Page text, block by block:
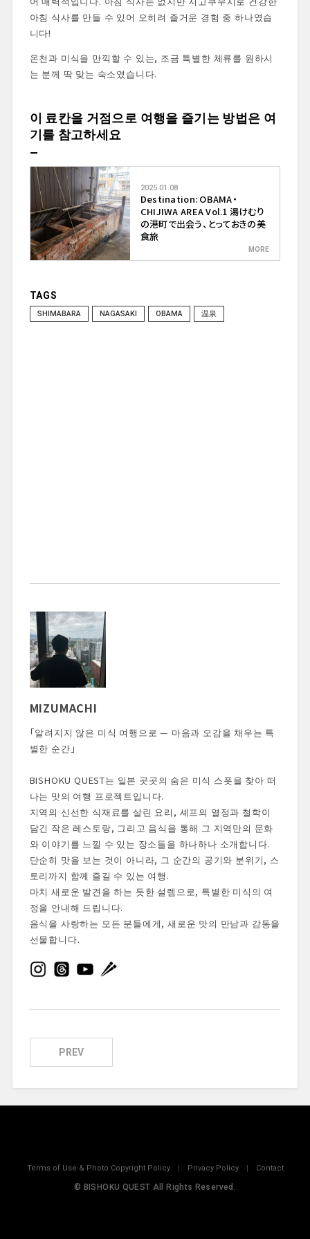
아침 식사를 만들 수 있어 오히려 즐거운 경험 중 하나였습
니다!
온천과 미식을 만끽할 수 있는, 조금 특별한 체류를 원하시
는 분께 딱 맞는 숙소였습니다.
이 료칸을 거점으로 여행을 즐기는 방법은 여
기를 참고하세요
2025.01.08
Destination: OBAMA・
CHIJIWA AREA Vol.1 湯けむり
の港町で出会う、とっておきの美
食旅
TAGS
SHIMABARA NAGASAKI OBAMA 温泉
MIZUMACHI
「알려지지 않은 미식 여행으로 — 마음과 오감을 채우는 특
별한 순간」
BISHOKU QUEST는 일본 곳곳의 숨은 미식 스폿을 찾아 떠
나는 맛의 여행 프로젝트입니다.
지역의 신선한 식재료를 살린 요리, 셰프의 열정과 철학이
담긴 작은 레스토랑, 그리고 음식을 통해 그 지역만의 문화
와 이야기를 느낄 수 있는 장소들을 하나하나 소개합니다.
단순히 맛을 보는 것이 아니라, 그 순간의 공기와 분위기, 스
토리까지 함께 즐길 수 있는 여행.
마치 새로운 발견을 하는 듯한 설렘으로, 특별한 미식의 여
정을 안내해 드립니다.
음식을 사랑하는 모든 분들에게, 새로운 맛의 만남과 감동을
선물합니다.
PREV
Terms of Use & Photo Copyright Policy| Privacy Policy| Contact
© BISHOKU QUEST All Rights Reserved.